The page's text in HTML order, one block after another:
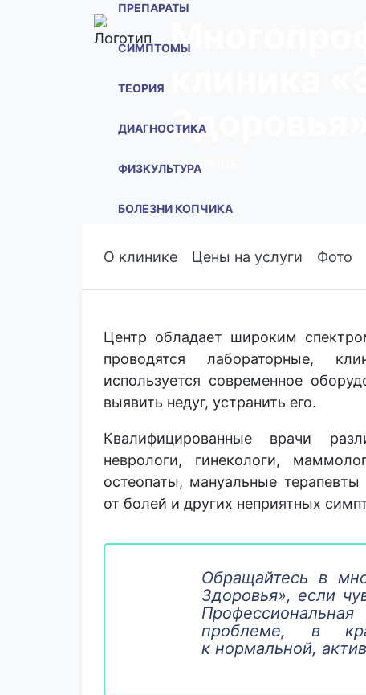
ПРЕПАРАТЫ
СИМПТОМЫ
ТЕОРИЯ
ДИАГНОСТИКА
ФИЗКУЛЬТУРА
БОЛЕЗНИ КОПЧИКА
ПОИСК ВРАЧА
Здоровья»
СЕМЕЙНЫЕ
О клинике Цены на услуги Фото
Центр обладает широким
проводятся лабораторные,
используется современное
выявить недуг, устранить его.
Квалифицированные врачи
неврологи, гинекологи,
остеопаты, мануальные
от болей и других неприятных
Обращайтесь в
Здоровья», если
проблеме, в
к нормальной,